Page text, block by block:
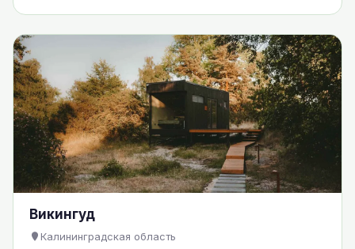
Викингуд
Калининградская область